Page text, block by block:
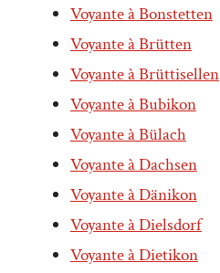
Voyante à Bonstetten
Voyante à Brütten
Voyante à Brüttisellen
Voyante à Bubikon
Voyante à Bülach
Voyante à Dachsen
Voyante à Dänikon
Voyante à Dielsdorf
Voyante à Dietikon